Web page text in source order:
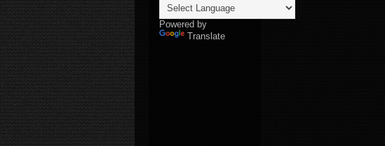
Powered by
Translate